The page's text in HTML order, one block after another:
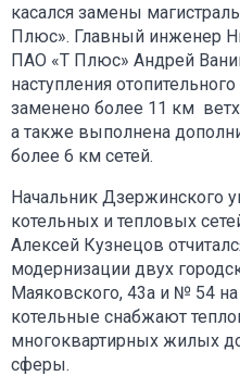
касался замены
Плюс». Главный инженер
ПАО «Т Плюс» Андрей
наступления
заменено более 11 км
а также выполнена
более 6 км сетей.
Начальник Дзержинского
котельных и тепловых
Алексей Кузнецов
модернизации двух
Маяковского, 43а и № 54
котельные снабжают
многоквартирных жилых
сферы.